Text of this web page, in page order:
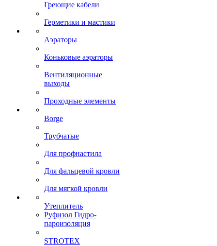
Греющие кабели
Герметики и мастики
Аэраторы
Коньковые аэраторы
Вентиляционные
выходы
Проходные элементы
Borge
Трубчатые
Для профнастила
Для фальцевой кровли
Для мягкой кровли
Утеплитель
Руфизол Гидро-
пароизоляция
STROTEX